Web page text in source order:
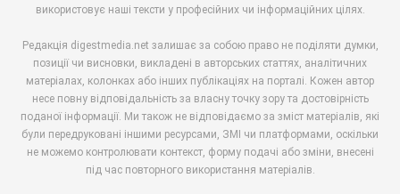
використовує наші тексти у професійних чи інформаційних цілях.
Редакція digestmedia.net залишає за собою право не поділяти думки,
позиції чи висновки, викладені в авторських статтях, аналітичних
матеріалах, колонках або інших публікаціях на порталі. Кожен автор
несе повну відповідальність за власну точку зору та достовірність
поданої інформації. Ми також не відповідаємо за зміст матеріалів, які
були передруковані іншими ресурсами, ЗМІ чи платформами, оскільки
не можемо контролювати контекст, форму подачі або зміни, внесені
під час повторного використання матеріалів.